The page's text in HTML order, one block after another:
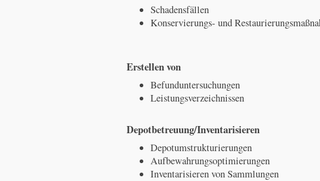
Schadensfällen
Konservierungs- und
Erstellen von
Befunduntersuchungen
Leistungsverzeichnissen
Depotbetreuung/Inventarisieren
Depotumstrukturierungen
Aufbewahrungsoptimierungen
Inventarisieren von Sammlungen